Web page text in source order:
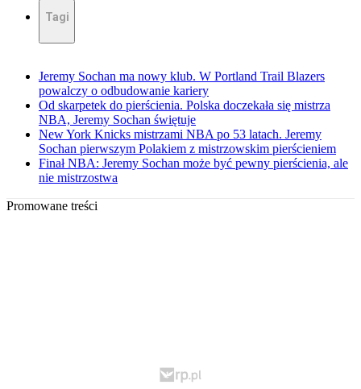
Tagi
Jeremy Sochan ma nowy klub. W Portland Trail Blazers
powalczy o odbudowanie kariery
Od skarpetek do pierścienia. Polska doczekała się mistrza
NBA, Jeremy Sochan świętuje
New York Knicks mistrzami NBA po 53 latach. Jeremy
Sochan pierwszym Polakiem z mistrzowskim pierścieniem
Finał NBA: Jeremy Sochan może być pewny pierścienia, ale
nie mistrzostwa
Promowane treści